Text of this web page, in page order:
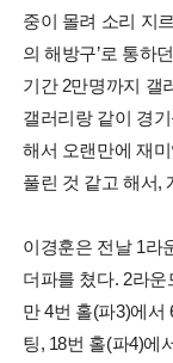
중이 몰려 소리 지
의 해방구’로 통하
기간 2만명까지 갤
갤러리랑 같이 경
해서 오랜만에 재
풀린 것 같고 해서,
이경훈은 전날 1라
더파를 쳤다. 2라
만 4번 홀(파3)에서
팅, 18번 홀(파4)에